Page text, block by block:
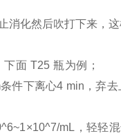
消化然后吹打下来，
下面 T25 瓶为例；
件下离心4 min，弃
mL，轻轻